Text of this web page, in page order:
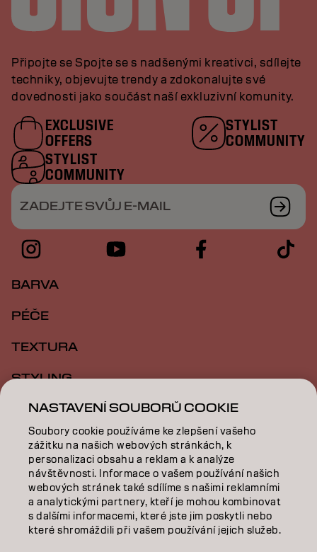
Připojte se Spojte se s nadšenými kreativci, sdílejte
techniky, objevujte trendy a zdokonalujte své
dovednosti jako součást naší exkluzivní komunity.
EXCLUSIVE
OFFERS
STYLIST
COMMUNITY
STYLIST
COMMUNITY
ZADEJTE SVŮJ E-MAIL
BARVA
PÉČE
TEXTURA
STYLING
INSPIRACE
VZDĚLÁVÁNÍ
O NÁS
SALON FINDER
STAŇTE SE PARTNEREM
NASTAVENÍ SOUBORŮ COOKIE
Soubory cookie používáme ke zlepšení vašeho
zážitku na našich webových stránkách, k
personalizaci obsahu a reklam a k analýze
návštěvnosti. Informace o vašem používání našich
webových stránek také sdílíme s našimi reklamními
a analytickými partnery, kteří je mohou kombinovat
s dalšími informacemi, které jste jim poskytli nebo
které shromáždili při vašem používání jejich služeb.